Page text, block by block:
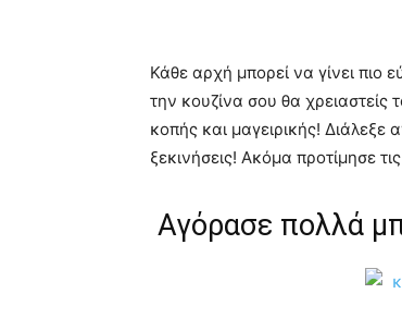
Αγόρασε πολλά
Μία ποικιλία
θα
πιο μυρωδάτα και νόστιμα!
περισσότερα κρέατα και σκόνη